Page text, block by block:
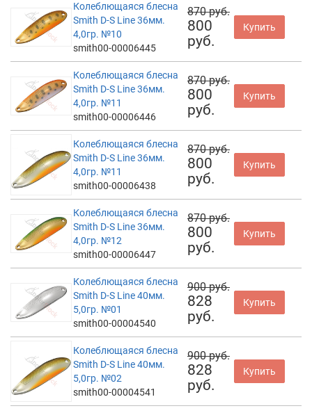
Колеблющаяся блесна
Smith D-S Line 36мм.
4,0гр. №10
smith00-00006445
870 руб.
800
руб.
Купить
Колеблющаяся блесна
Smith D-S Line 36мм.
4,0гр. №11
smith00-00006446
870 руб.
800
руб.
Купить
Колеблющаяся блесна
Smith D-S Line 36мм.
4,0гр. №11
smith00-00006438
870 руб.
800
руб.
Купить
Колеблющаяся блесна
Smith D-S Line 36мм.
4,0гр. №12
smith00-00006447
870 руб.
800
руб.
Купить
Колеблющаяся блесна
Smith D-S Line 40мм.
5,0гр. №01
smith00-00004540
900 руб.
828
руб.
Купить
Колеблющаяся блесна
Smith D-S Line 40мм.
5,0гр. №02
smith00-00004541
900 руб.
828
руб.
Купить